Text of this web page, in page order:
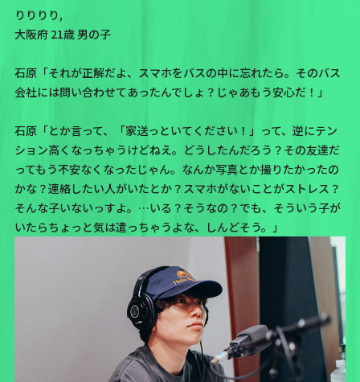
りりりり,
大阪府 21歳 男の子
石原「それが正解だよ、スマホをバスの中に忘れたら。そのバス
会社には問い合わせてあったんでしょ？じゃあもう安心だ！」
石原「とか言って、「家送っといてください！」って、逆にテン
ション高くなっちゃうけどねえ。どうしたんだろう？その友達だ
ってもう不安なくなったじゃん。なんか写真とか撮りたかったの
かな？連絡したい人がいたとか？スマホがないことがストレス？
そんな子いないっすよ。…いる？そうなの？でも、そういう子が
いたらちょっと気は遣っちゃうよな、しんどそう。」